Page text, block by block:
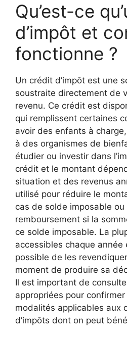
Qu’est-ce
d’impôt et
fonctionne ?
Un crédit d’impôt est une
soustraite directement de
revenu. Ce crédit est
qui remplissent certaines
avoir des enfants à
à des organismes de
étudier ou investir dans
crédit et le montant
situation et des revenus
utilisé pour réduire le
cas de solde imposable
remboursement si la
ce solde imposable. La
accessibles chaque année
possible de les
moment de produire sa
Il est important de
appropriées pour
modalités applicables aux
d’impôts dont on peut